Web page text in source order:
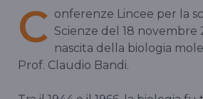
C onferenze Lincee per la
Scienze del 18 novembre
nascita della biologia
Prof. Claudio Bandi.